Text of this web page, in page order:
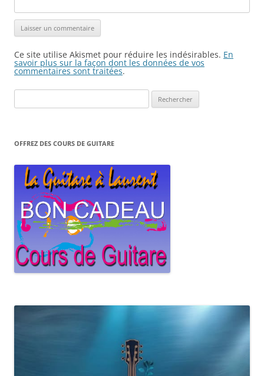
Ce site utilise Akismet pour réduire les indésirables. En
savoir plus sur la façon dont les données de vos
commentaires sont traitées.
OFFREZ DES COURS DE GUITARE